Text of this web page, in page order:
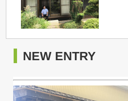
NEW ENTRY